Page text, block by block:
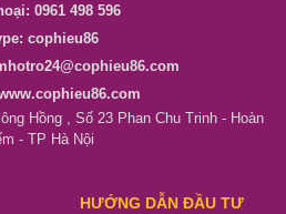
0961 498 596
cophieu86
Hồng , Số 23 Phan Chu Trinh - Hoàn
- TP Hà Nội
HƯỚNG DẪN ĐẦU TƯ